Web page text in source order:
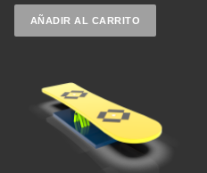
AÑADIR AL CARRITO